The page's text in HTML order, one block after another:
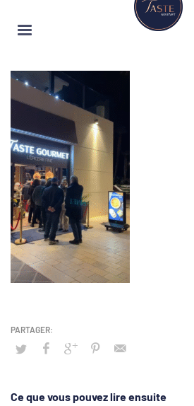
Ce que vous pouvez lire ensuite